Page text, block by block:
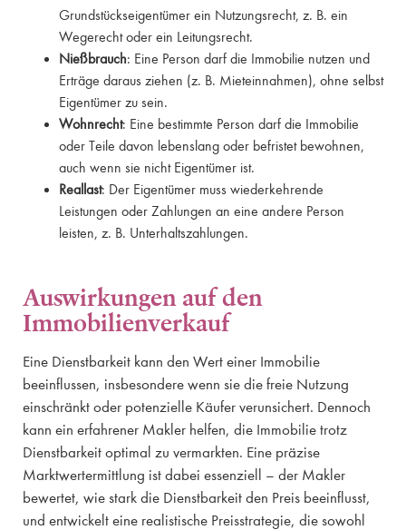
Grundstückseigentümer ein Nutzungsrecht, z. B. ein
Wegerecht oder ein Leitungsrecht.
Nießbrauch: Eine Person darf die Immobilie nutzen und
Erträge daraus ziehen (z. B. Mieteinnahmen), ohne selbst
Eigentümer zu sein.
Wohnrecht: Eine bestimmte Person darf die Immobilie
oder Teile davon lebenslang oder befristet bewohnen,
auch wenn sie nicht Eigentümer ist.
Reallast: Der Eigentümer muss wiederkehrende
Leistungen oder Zahlungen an eine andere Person
leisten, z. B. Unterhaltszahlungen.
Auswirkungen auf den
Immobilienverkauf
Eine Dienstbarkeit kann den Wert einer Immobilie
beeinflussen, insbesondere wenn sie die freie Nutzung
einschränkt oder potenzielle Käufer verunsichert. Dennoch
kann ein erfahrener Makler helfen, die Immobilie trotz
Dienstbarkeit optimal zu vermarkten. Eine präzise
Marktwertermittlung ist dabei essenziell – der Makler
bewertet, wie stark die Dienstbarkeit den Preis beeinflusst,
und entwickelt eine realistische Preisstrategie, die sowohl